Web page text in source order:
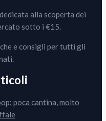
alla scoperta dei
sotto i €15.
e consigli per tutti gli
poca cantina, molto